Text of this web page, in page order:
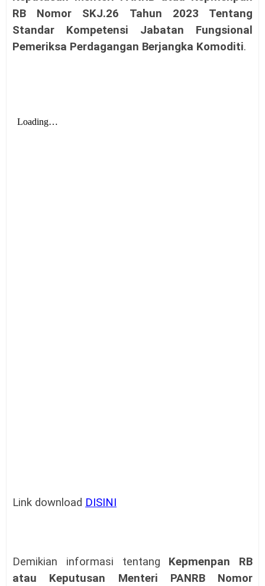
RB Nomor SKJ.26 Tahun 2023 Tentang
Standar Kompetensi Jabatan Fungsional
Pemeriksa Perdagangan Berjangka Komoditi.
Link download DISINI
Demikian informasi tentang Kepmenpan RB
atau Keputusan Menteri PANRB Nomor